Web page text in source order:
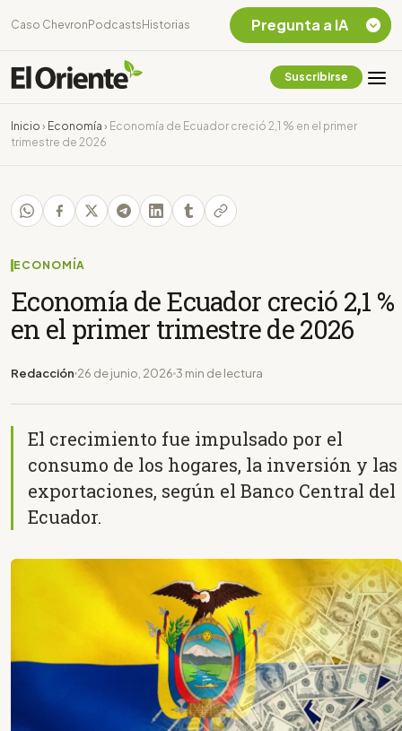
Caso Chevron Podcasts Historias
Suscribirse
Inicio › Economía › Economía de Ecuador creció 2,1 % en el primer
trimestre de 2026
ECONOMÍA
Economía de Ecuador creció 2,1 %
en el primer trimestre de 2026
Redacción 26 de junio, 2026 3 min de lectura
El crecimiento fue impulsado por el
consumo de los hogares, la inversión y las
exportaciones, según el Banco Central del
Ecuador.
Pregunta a IA
Chevron Ecuador